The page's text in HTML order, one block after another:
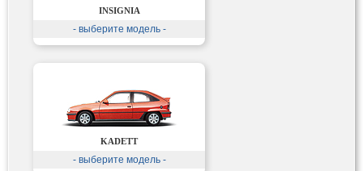
INSIGNIA
- выберите модель -
KADETT
- выберите модель -